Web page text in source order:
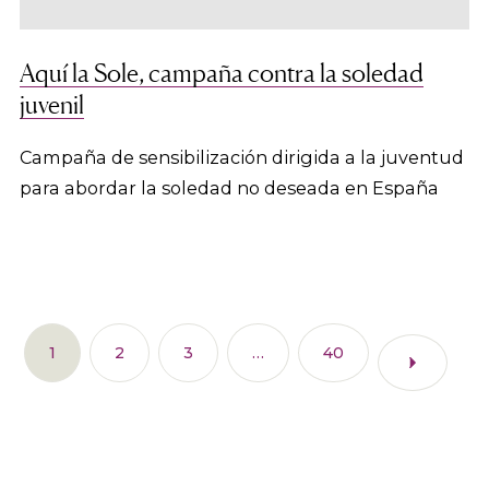
Aquí la Sole, campaña contra la soledad
juvenil
Campaña de sensibilización dirigida a la juventud
para abordar la soledad no deseada en España
1 2 3 … 40